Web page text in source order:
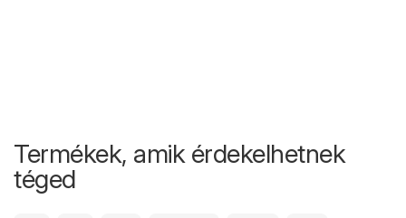
Termékek, amik érdekelhetnek
téged